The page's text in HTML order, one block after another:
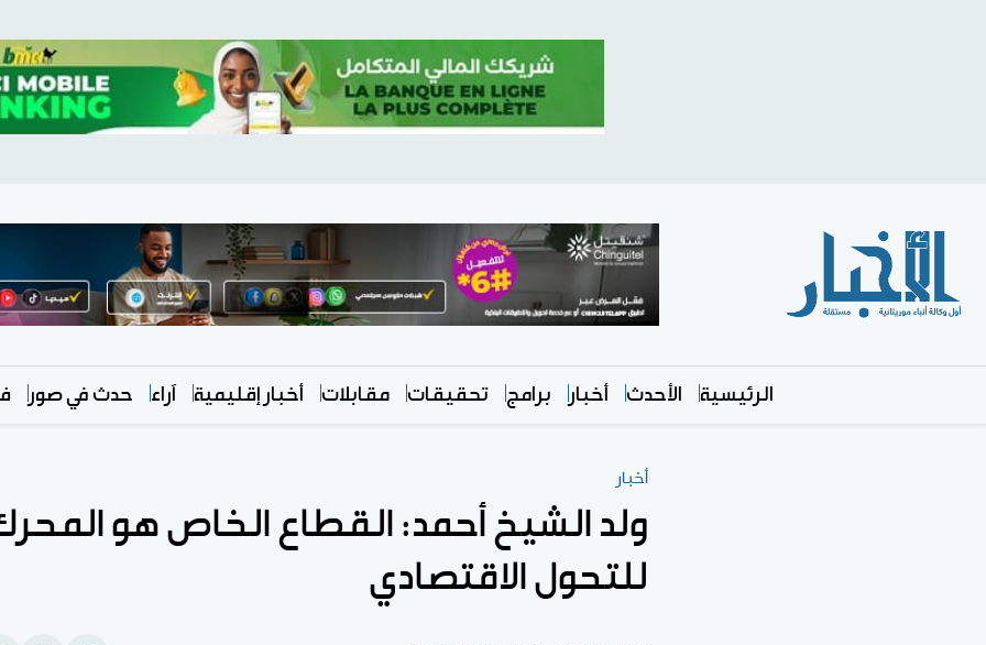
الرئيسية الأحدث أخبار برامج تحقيقات مقابلات أخبار إقليمية آراء حدث في صور
أخبار
ولد الشيخ أحمد: القطاع الخاص هو
للتحول الاقتصادي